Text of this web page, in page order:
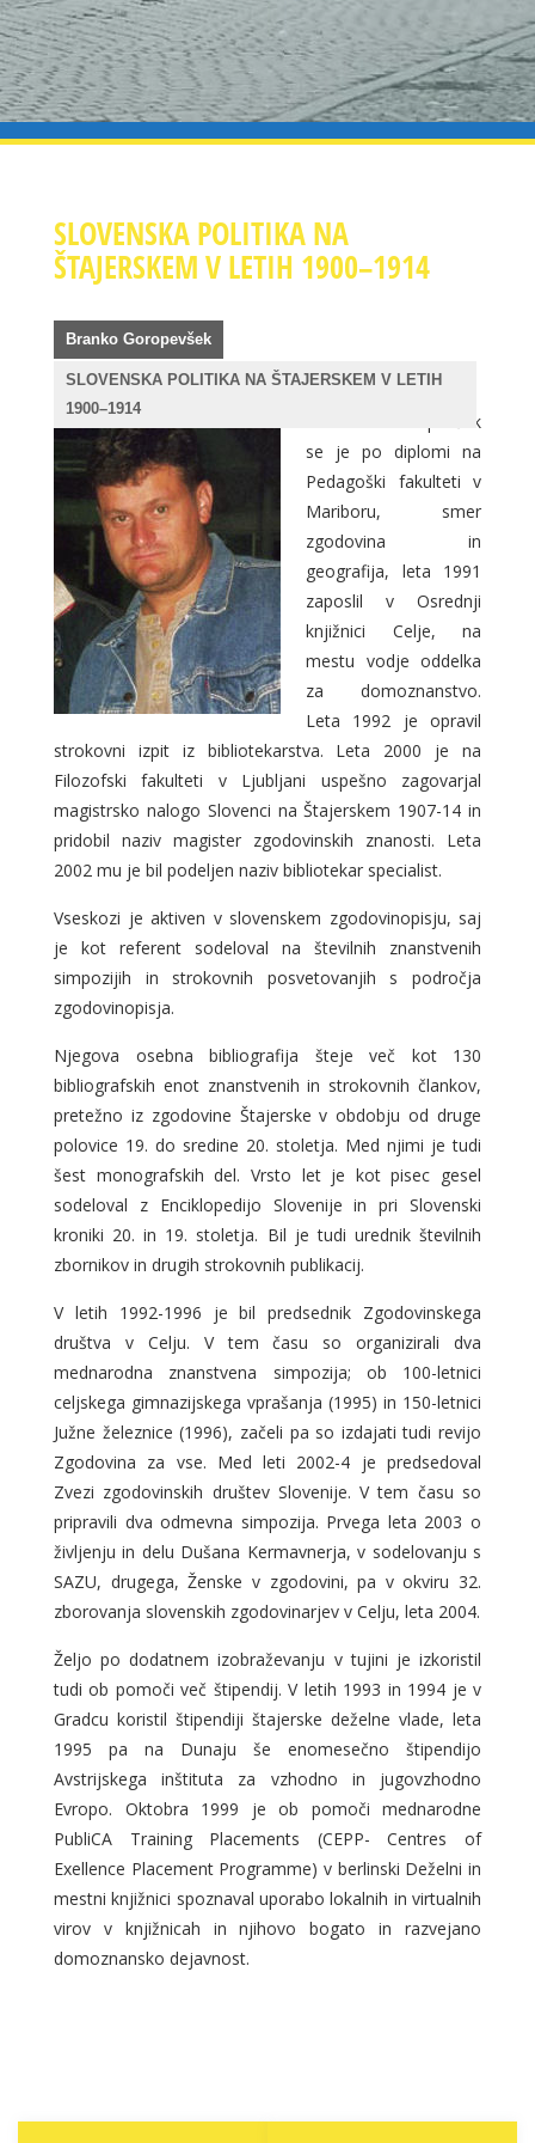
SLOVENSKA POLITIKA NA
ŠTAJERSKEM V LETIH 1900–1914
Branko Goropevšek
SLOVENSKA POLITIKA NA ŠTAJERSKEM V LETIH
1900–1914
Branko Goropevšek
se je po diplomi na
Pedagoški fakulteti v
Mariboru, smer
zgodovina in
geografija, leta 1991
zaposlil v Osrednji
knjižnici Celje, na
mestu vodje oddelka
za domoznanstvo.
Leta 1992 je opravil
strokovni izpit iz bibliotekarstva. Leta 2000 je na
Filozofski fakulteti v Ljubljani uspešno zagovarjal
magistrsko nalogo Slovenci na Štajerskem 1907-14 in
pridobil naziv magister zgodovinskih znanosti. Leta
2002 mu je bil podeljen naziv bibliotekar specialist.
Vseskozi je aktiven v slovenskem zgodovinopisju, saj
je kot referent sodeloval na številnih znanstvenih
simpozijih in strokovnih posvetovanjih s področja
zgodovinopisja.
Njegova osebna bibliografija šteje več kot 130
bibliografskih enot znanstvenih in strokovnih člankov,
pretežno iz zgodovine Štajerske v obdobju od druge
polovice 19. do sredine 20. stoletja. Med njimi je tudi
šest monografskih del. Vrsto let je kot pisec gesel
sodeloval z Enciklopedijo Slovenije in pri Slovenski
kroniki 20. in 19. stoletja. Bil je tudi urednik številnih
zbornikov in drugih strokovnih publikacij.
V letih 1992-1996 je bil predsednik Zgodovinskega
društva v Celju. V tem času so organizirali dva
mednarodna znanstvena simpozija; ob 100-letnici
celjskega gimnazijskega vprašanja (1995) in 150-letnici
Južne železnice (1996), začeli pa so izdajati tudi revijo
Zgodovina za vse. Med leti 2002-4 je predsedoval
Zvezi zgodovinskih društev Slovenije. V tem času so
pripravili dva odmevna simpozija. Prvega leta 2003 o
življenju in delu Dušana Kermavnerja, v sodelovanju s
SAZU, drugega, Ženske v zgodovini, pa v okviru 32.
zborovanja slovenskih zgodovinarjev v Celju, leta 2004.
Željo po dodatnem izobraževanju v tujini je izkoristil
tudi ob pomoči več štipendij. V letih 1993 in 1994 je v
Gradcu koristil štipendiji štajerske deželne vlade, leta
1995 pa na Dunaju še enomesečno štipendijo
Avstrijskega inštituta za vzhodno in jugovzhodno
Evropo. Oktobra 1999 je ob pomoči mednarodne
PubliCA Training Placements (CEPP- Centres of
Exellence Placement Programme) v berlinski Deželni in
mestni knjižnici spoznaval uporabo lokalnih in virtualnih
virov v knjižnicah in njihovo bogato in razvejano
domoznansko dejavnost.